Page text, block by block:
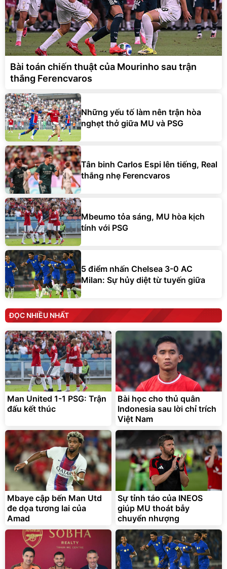
Bài toán chiến thuật của Mourinho sau trận
thắng Ferencvaros
Những yếu tố làm nên trận hòa
nghẹt thở giữa MU và PSG
Tân binh Carlos Espi lên tiếng, Real
thắng nhẹ Ferencvaros
Mbeumo tỏa sáng, MU hòa kịch
tính với PSG
5 điểm nhấn Chelsea 3-0 AC
Milan: Sự hủy diệt từ tuyến giữa
ĐỌC NHIỀU NHẤT
Man United 1-1 PSG: Trận
đấu kết thúc
Bài học cho thủ quân
Indonesia sau lời chỉ trích
Việt Nam
Mbaye cập bến Man Utd
đe dọa tương lai của
Amad
Sự tỉnh táo của INEOS
giúp MU thoát bẫy
chuyển nhượng